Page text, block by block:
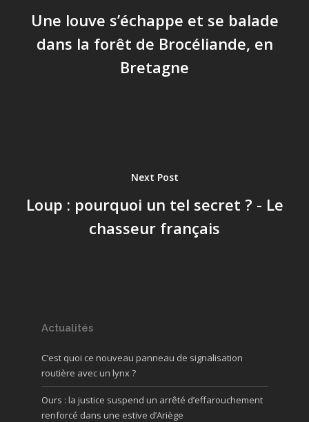
Une louve s’échappe et se balade
dans la forêt de Brocéliande, en
Bretagne
Next Post
Loup : pourquoi un tel secret ? - Le
chasseur français
Actualités
C’est quoi ce nouveau panneau de signalisation
routière avec un lynx ?
Ours : la justice suspend un arrêté d’effarouchement
renforcé dans une estive d’Ariège